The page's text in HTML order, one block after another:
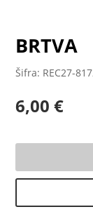
BRTVA
Šifra: REC27-
6,00€